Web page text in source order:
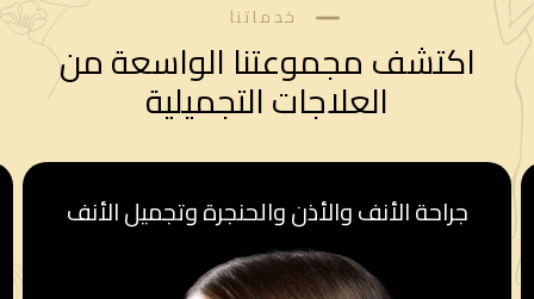
خدماتنا
اكتشف مجموعتنا الواسعة من
العلاجات التجميلية
قسم أمراض النساء والولادة